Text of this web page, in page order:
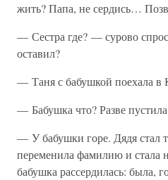
жить? Папа, не сердись…
— Сестра где? — сурово
оставил?
— Таня с бабушкой поехала в
— Бабушка что? Разве пустила
— У бабушки горе. Дядя стал
переменила фамилию и стала
бабушка рассердилась: была,